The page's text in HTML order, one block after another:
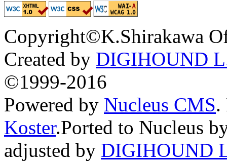
Copyright©K.Shirakawa
Created by DIGIHOUND
©1999-2016
Powered by Nucleus CMS.
Koster.Ported to Nucleus
adjusted by DIGIHOUND